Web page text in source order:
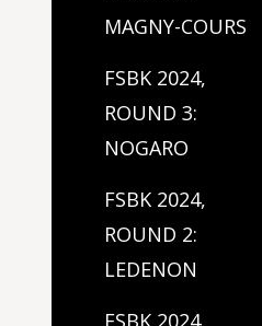
MAGNY-COURS
FSBK 2024,
ROUND 3:
NOGARO
FSBK 2024,
ROUND 2:
LEDENON
FSBK 2024,